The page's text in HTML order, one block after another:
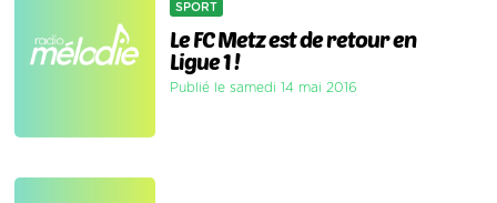
SPORT
Le FC Metz est de retour en
Ligue 1 !
Publié le samedi 14 mai 2016